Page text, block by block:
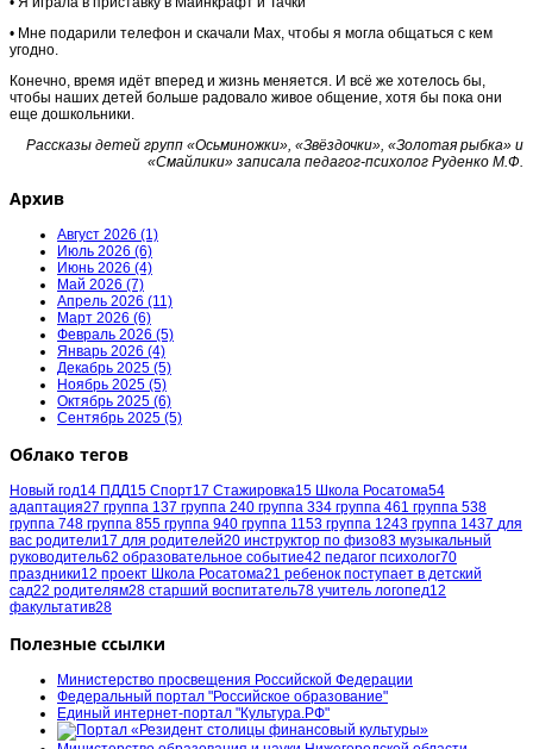
• Мне подарили телефон и скачали Мах, чтобы я могла общаться с кем
угодно.
Конечно, время идёт вперед и жизнь меняется. И всё же хотелось бы,
чтобы наших детей больше радовало живое общение, хотя бы пока они
еще дошкольники.
Рассказы детей групп «Осьминожки», «Звёздочки», «Золотая рыбка» и
«Смайлики» записала педагог-психолог Руденко М.Ф.
Архив
Август 2026 (1)
Июль 2026 (6)
Июнь 2026 (4)
Май 2026 (7)
Апрель 2026 (11)
Март 2026 (6)
Февраль 2026 (5)
Январь 2026 (4)
Декабрь 2025 (5)
Ноябрь 2025 (5)
Октябрь 2025 (6)
Сентябрь 2025 (5)
Облако тегов
Новый год14 ПДД15 Спорт17 Стажировка15 Школа Росатома54
адаптация27 группа 137 группа 240 группа 334 группа 461 группа 538
группа 748 группа 855 группа 940 группа 1153 группа 1243 группа 1437 для
вас родители17 для родителей20 инструктор по физо83 музыкальный
руководитель62 образовательное событие42 педагог психолог70
праздники12 проект Школа Росатома21 ребенок поступает в детский
сад22 родителям28 старший воспитатель78 учитель логопед12
факультатив28
Полезные ссылки
Министерство просвещения Российской Федерации
Федеральный портал "Российское образование"
Единый интернет-портал "Культура.РФ"